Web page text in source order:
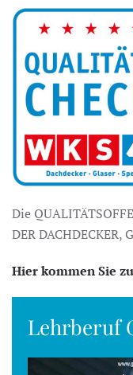
Die
DER DACHDECKER,
Hier kommen Sie
Lehrberuf